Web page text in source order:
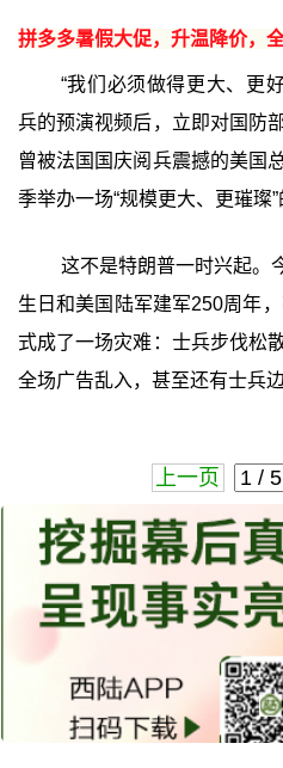
拼多多暑假大促，升温降价，
“我们必须做得更大、更
兵的预演视频后，立即对国防
曾被法国国庆阅兵震撼的美国
季举办一场“规模更大、更璀璨”
这不是特朗普一时兴起。
生日和美国陆军建军250周年
式成了一场灾难：士兵步伐松
全场广告乱入，甚至还有士兵
上一页